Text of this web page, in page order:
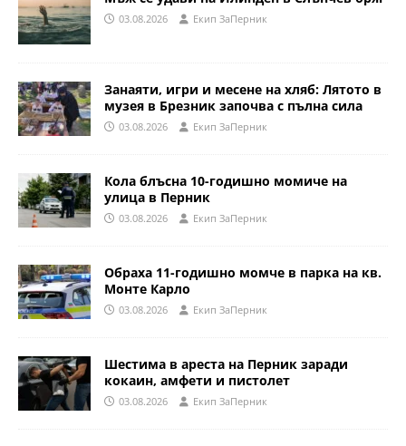
03.08.2026 Eкип ЗаПерник
Занаяти, игри и месене на хляб: Лятото в
музея в Брезник започва с пълна сила
03.08.2026 Eкип ЗаПерник
Кола блъсна 10-годишно момиче на
улица в Перник
03.08.2026 Eкип ЗаПерник
Обраха 11-годишно момче в парка на кв.
Монте Карло
03.08.2026 Eкип ЗаПерник
Шестима в ареста на Перник заради
кокаин, амфети и пистолет
03.08.2026 Eкип ЗаПерник